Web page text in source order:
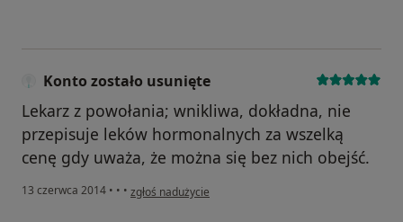
Konto zostało usunięte
Lekarz z powołania; wnikliwa, dokładna, nie
przepisuje leków hormonalnych za wszelką
cenę gdy uważa, że można się bez nich obejść.
13 czerwca 2014 • • • w opinii użytkownika Konto zostało usunięte
zgłoś nadużycie